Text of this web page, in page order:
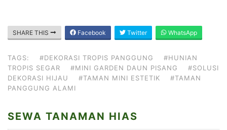
SHARE THIS Facebook Twitter WhatsApp
TAGS: #DEKORASI TROPIS PANGGUNG
#HUNIAN
TROPIS SEGAR
#MINI GARDEN DAUN PISANG
#SOLUSI
DEKORASI HIJAU
#TAMAN MINI ESTETIK
#TAMAN
PANGGUNG ALAMI
SEWA TANAMAN HIAS